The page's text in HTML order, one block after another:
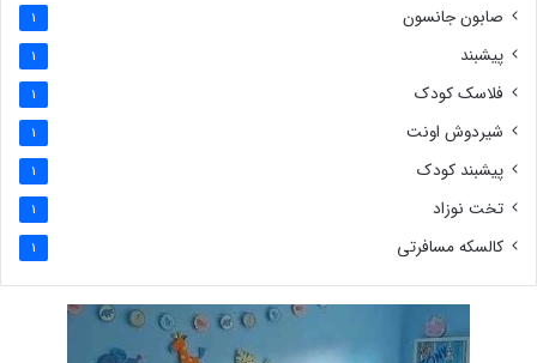
صابون جانسون 1
پیشبند 1
فلاسک کودک 1
شیردوش اونت 1
پیشبند کودک 1
تخت نوزاد 1
کالسکه مسافرتی 1